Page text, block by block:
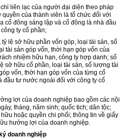
liên lạc của người đại diện theo pháp
của thành viên là tổ chức đối với
cổ đông sáng lập và cổ đông là nhà đầu
ty cổ phần;
lệ sở hữu phần vốn góp, loại tài sản, số
tài sản góp vốn, thời hạn góp vốn của
nhiệm hữu hạn, công ty hợp danh; số
sở hữu cổ phần, loại tài sản, số lượng tài
vốn, thời hạn góp vốn của từng cổ
đầu tư nước ngoài đối với công ty cổ
lợi của doanh nghiệp bao gồm các nội
tháng, năm sinh; quốc tịch; dân tộc;
hoặc quyền chi phối; thông tin về giấy
hưởng lợi của doanh nghiệp.
doanh nghiệp